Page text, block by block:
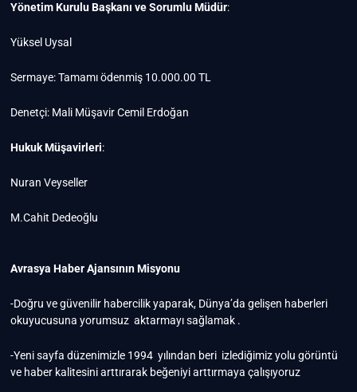
Yönetim Kurulu Başkanı ve Sorumlu Müdür:
Yüksel Uysal
Sermaye: Tamamı ödenmiş 10.000.00 TL
Denetçi: Mali Müşavir Cemil Erdoğan
Hukuk Müşavirleri:
Nuran Veyseller
M.Cahit Dedeoğlu
Avrasya Haber Ajansının Misyonu
-Doğru ve güvenilir habercilik yaparak, Dünya’da gelişen haberleri
okuyucusuna yorumsuz aktarmayı sağlamak .
-Yeni sayfa düzenimizle 1994 yılından beri izlediğimiz yolu görüntü
ve haber kalitesini arttırarak beğeniyi arttırmaya çalışıyoruz